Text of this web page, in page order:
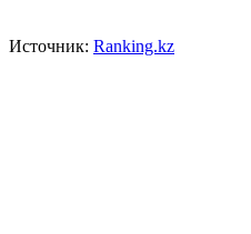
Источник: Ranking.kz